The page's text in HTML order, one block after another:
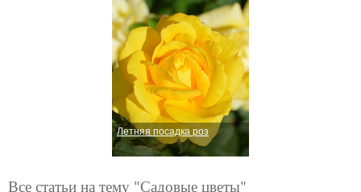
Летняя посадка роз
Все статьи на тему "Садовые цветы"